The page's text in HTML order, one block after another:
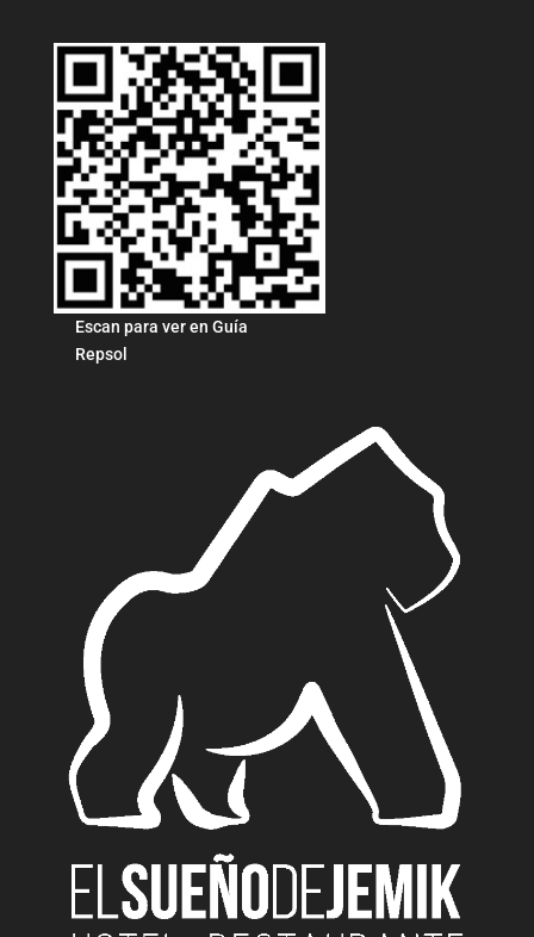
Escan para ver en Guía
Repsol